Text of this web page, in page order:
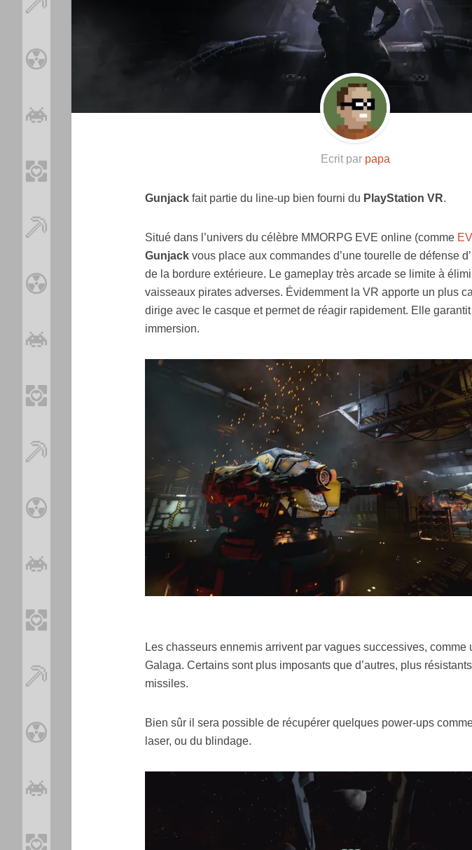
Ecrit par papa
Gunjack fait partie du line-up bien fourni du PlayStation VR.
Situé dans l’univers du célèbre MMORPG EVE online (comme
Gunjack vous place aux commandes d’une tourelle de défense
de la bordure extérieure. Le gameplay très arcade se limite à
vaisseaux pirates adverses. Évidemment la VR apporte un plus
dirige avec le casque et permet de réagir rapidement. Elle
immersion.
Les chasseurs ennemis arrivent par vagues successives, comme
Galaga. Certains sont plus imposants que d’autres, plus
missiles.
Bien sûr il sera possible de récupérer quelques power-ups
laser, ou du blindage.